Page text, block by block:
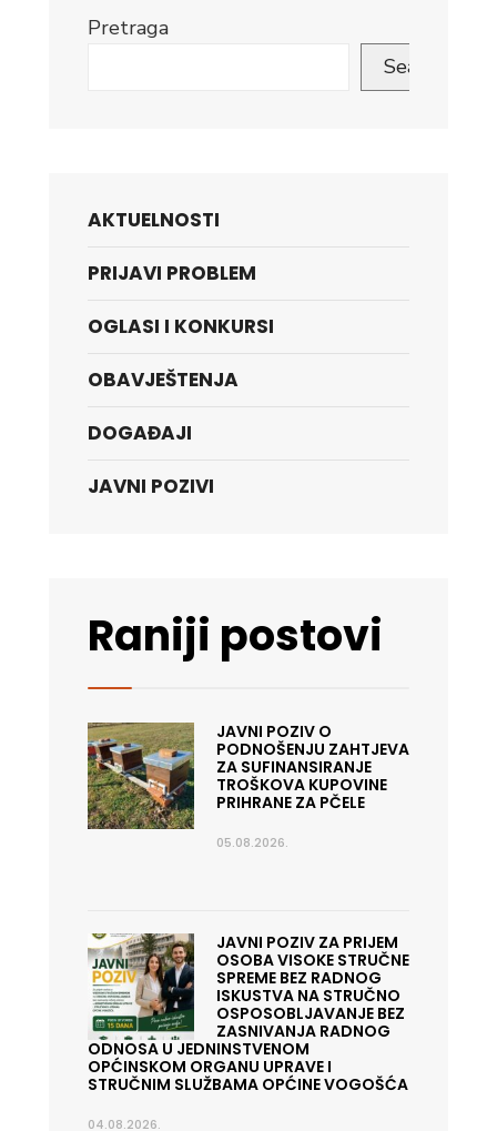
Pretraga
Search
AKTUELNOSTI
PRIJAVI PROBLEM
OGLASI I KONKURSI
OBAVJEŠTENJA
DOGAĐAJI
JAVNI POZIVI
Raniji postovi
JAVNI POZIV O
PODNOŠENJU ZAHTJEVA
ZA SUFINANSIRANJE
TROŠKOVA KUPOVINE
PRIHRANE ZA PČELE
05.08.2026.
JAVNI POZIV ZA PRIJEM
OSOBA VISOKE STRUČNE
SPREME BEZ RADNOG
ISKUSTVA NA STRUČNO
OSPOSOBLJAVANJE BEZ
ZASNIVANJA RADNOG
ODNOSA U JEDNINSTVENOM
OPĆINSKOM ORGANU UPRAVE I
STRUČNIM SLUŽBAMA OPĆINE VOGOŠĆA
04.08.2026.